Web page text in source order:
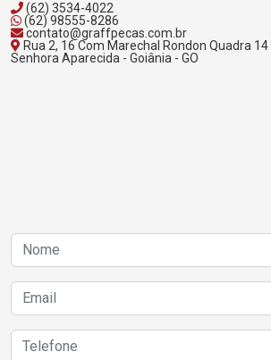
(62) 3534-4022
(62) 98555-8286
contato@graffpecas.com.br
Rua 2, 16 Com Marechal Rondon Quadra 14
Senhora Aparecida - Goiânia - GO